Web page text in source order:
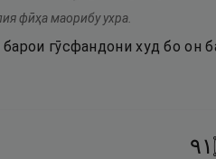
фӣҳа маорибу ухра.
гӯсфандони худ бо он
١٩